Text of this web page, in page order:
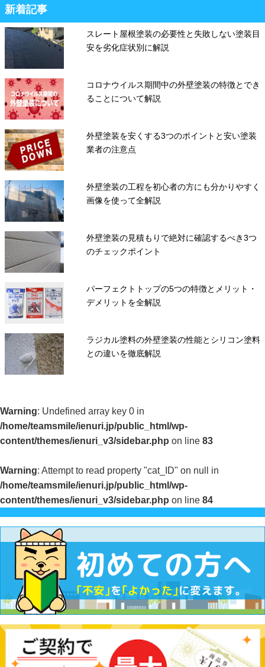
新着記事
スレート屋根塗装の必要性と失敗しない塗装目
安を劣化症状別に解説
コロナウイルス期間中の外壁塗装の特徴とでき
ることについて解説
外壁塗装を安くする3つのポイントと安い塗装
業者の注意点
外壁塗装の工程を初心者の方にも分かりやすく
画像を使って全解説
外壁塗装の見積もりで絶対に確認するべき3つ
のチェックポイント
パーフェクトトップの5つの特徴とメリット・
デメリットを全解説
ラジカル塗料の外壁塗装の性能とシリコン塗料
との違いを徹底解説
Warning: Undefined array key 0 in
/home/teamsmile/ienuri.jp/public_html/wp-
content/themes/ienuri_v3/sidebar.php on line 83
Warning: Attempt to read property "cat_ID" on null in
/home/teamsmile/ienuri.jp/public_html/wp-
content/themes/ienuri_v3/sidebar.php on line 84